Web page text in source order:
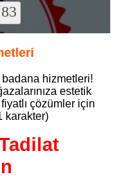
hizmetleri!
estetik
çözümler için
karakter)